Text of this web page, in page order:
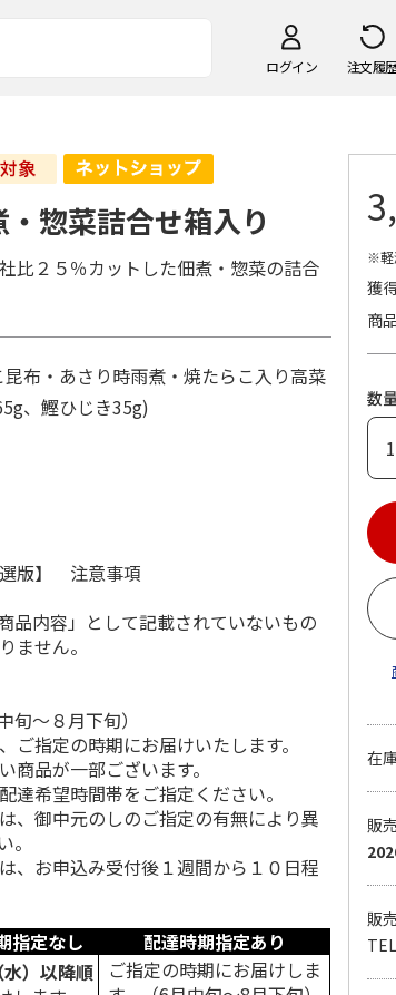
ログイン 注文履
惣菜詰合せ箱入り
比２５％カットした佃煮・惣菜の詰合
布・あさり時雨煮・焼たらこ入り高菜
、鰹ひじき35g)
選版】 注意事項
品内容」として記載されていないもの
ません。
～８月下旬）
ご指定の時期にお届けいたします。
品が一部ございます。
希望時間帯をご指定ください。
、御中元のしのご指定の有無により異
、お申込み受付後１週間から１０日程
指定なし
配達時期指定あり
）以降順
ご指定の時期にお届けしま
※軽
獲
商
数
在
販
販